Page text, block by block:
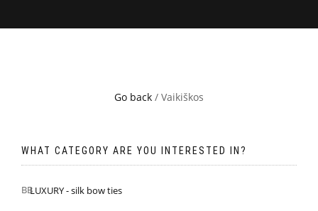
Go back / Vaikiškos
WHAT CATEGORY ARE YOU INTERESTED IN?
LUXURY - silk bow ties